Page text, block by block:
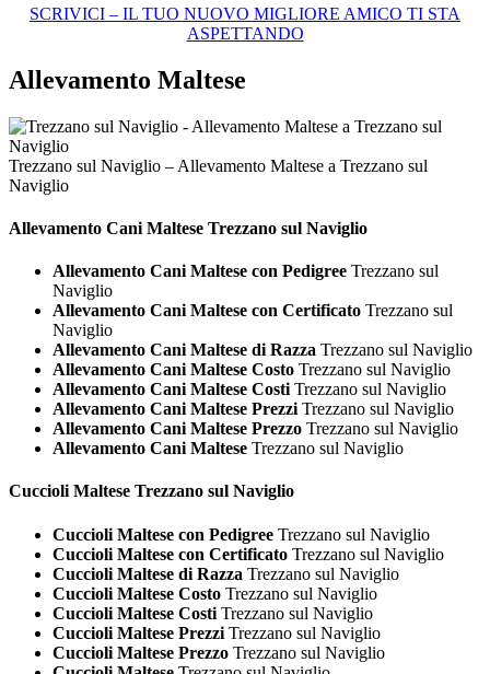
SCRIVICI – IL TUO NUOVO MIGLIORE AMICO TI STA
ASPETTANDO
Allevamento Maltese
Trezzano sul Naviglio – Allevamento Maltese a Trezzano sul
Naviglio
Allevamento Cani Maltese Trezzano sul Naviglio
Allevamento Cani Maltese con Pedigree Trezzano sul
Naviglio
Allevamento Cani Maltese con Certificato Trezzano sul
Naviglio
Allevamento Cani Maltese di Razza Trezzano sul Naviglio
Allevamento Cani Maltese Costo Trezzano sul Naviglio
Allevamento Cani Maltese Costi Trezzano sul Naviglio
Allevamento Cani Maltese Prezzi Trezzano sul Naviglio
Allevamento Cani Maltese Prezzo Trezzano sul Naviglio
Allevamento Cani Maltese Trezzano sul Naviglio
Cuccioli Maltese Trezzano sul Naviglio
Cuccioli Maltese con Pedigree Trezzano sul Naviglio
Cuccioli Maltese con Certificato Trezzano sul Naviglio
Cuccioli Maltese di Razza Trezzano sul Naviglio
Cuccioli Maltese Costo Trezzano sul Naviglio
Cuccioli Maltese Costi Trezzano sul Naviglio
Cuccioli Maltese Prezzi Trezzano sul Naviglio
Cuccioli Maltese Prezzo Trezzano sul Naviglio